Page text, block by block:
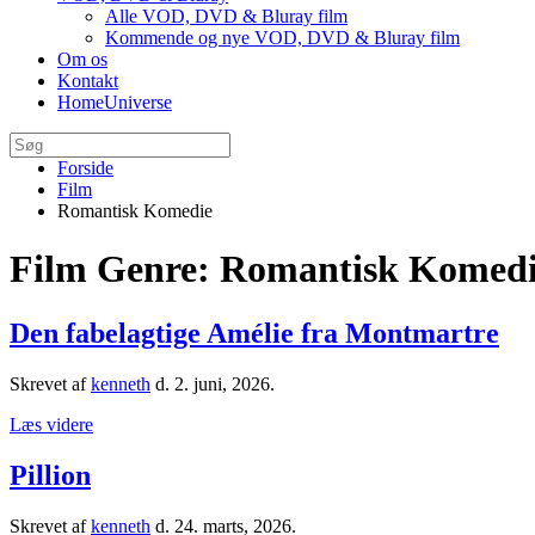
Alle VOD, DVD & Bluray film
Kommende og nye VOD, DVD & Bluray film
Om os
Kontakt
HomeUniverse
Forside
Film
Romantisk Komedie
Film Genre: Romantisk
Den fabelagtige Amélie fra Montmartre
Skrevet afkenneth d. 2. juni, 2026.
Læs videre
Pillion
Skrevet afkenneth d. 24. marts, 2026.